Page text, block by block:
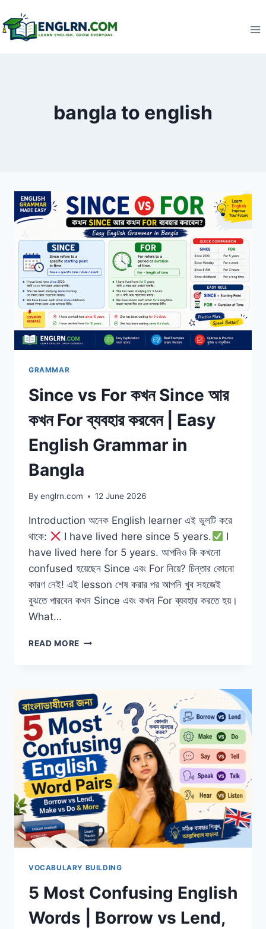
to
content
bangla to english
GRAMMAR
Since vs For কখন Since আর
কখন For ব্যবহার করবেন | Easy
English Grammar in
Bangla
By englrn.com 12 June 2026
Introduction অনেক English learner এই ভুলটি করে
থাকে:
I have lived here since 5 years.
I
have lived here for 5 years. আপনিও কি কখনো
confused হয়েছেন Since এবং For নিয়ে? চিন্তার কোনো
কারণ নেই! এই lesson শেষ করার পর আপনি খুব সহজেই
বুঝতে পারবেন কখন Since এবং কখন For ব্যবহার করতে হয়।
What…
READ MORE SINCE
আর
FOR
ব্যবহার
করবেন
|
EASY
ENGLISH
GRAMMAR
IN
BANGLA
VOCABULARY BUILDING
5 Most Confusing English
Words | Borrow vs Lend,